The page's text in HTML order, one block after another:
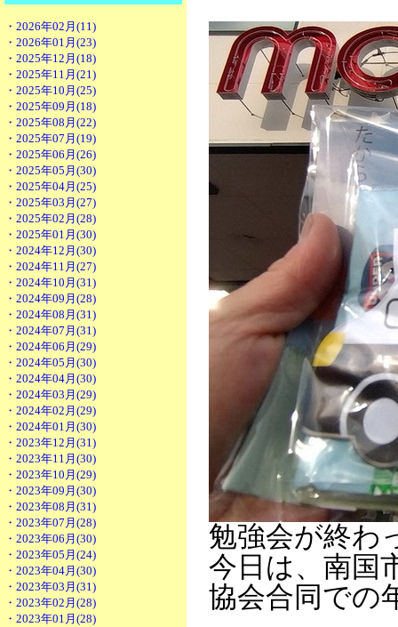
・2026年02月(11)
・2026年01月(23)
・2025年12月(18)
・2025年11月(21)
・2025年10月(25)
・2025年09月(18)
・2025年08月(22)
・2025年07月(19)
・2025年06月(26)
・2025年05月(30)
・2025年04月(25)
・2025年03月(27)
・2025年02月(28)
・2025年01月(30)
・2024年12月(30)
・2024年11月(27)
・2024年10月(31)
・2024年09月(28)
・2024年08月(31)
・2024年07月(31)
・2024年06月(29)
・2024年05月(30)
・2024年04月(30)
・2024年03月(29)
・2024年02月(29)
・2024年01月(30)
・2023年12月(31)
・2023年11月(30)
・2023年10月(29)
・2023年09月(30)
・2023年08月(31)
・2023年07月(28)
・2023年06月(30)
・2023年05月(24)
・2023年04月(30)
・2023年03月(31)
・2023年02月(28)
・2023年01月(28)
勉強会が終わ
今日は、南国
協会合同での